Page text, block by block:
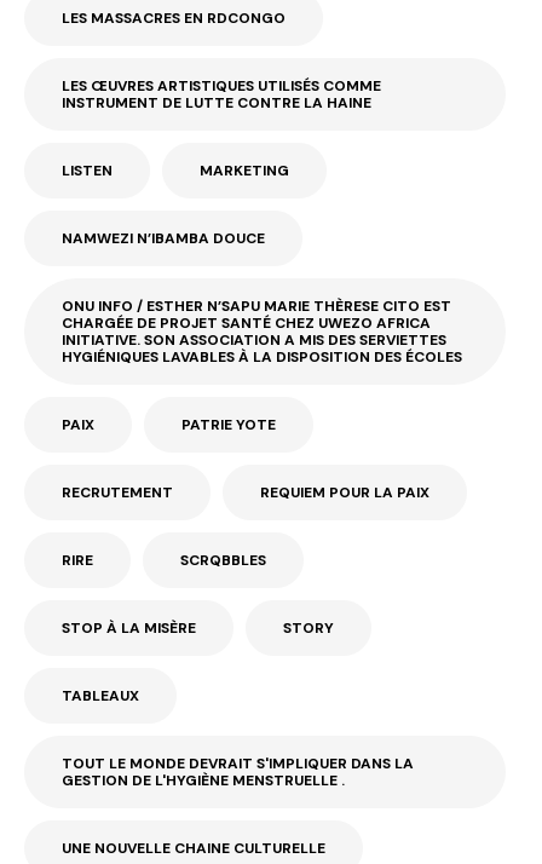
LES MASSACRES EN RDCONGO
LES ŒUVRES ARTISTIQUES UTILISÉS COMME
INSTRUMENT DE LUTTE CONTRE LA HAINE
LISTEN MARKETING
NAMWEZI N’IBAMBA DOUCE
ONU INFO / ESTHER N’SAPU MARIE THÈRESE CITO EST
CHARGÉE DE PROJET SANTÉ CHEZ UWEZO AFRICA
INITIATIVE. SON ASSOCIATION A MIS DES SERVIETTES
HYGIÉNIQUES LAVABLES À LA DISPOSITION DES ÉCOLES
PAIX PATRIE YOTE
RECRUTEMENT REQUIEM POUR LA PAIX
RIRE SCRQBBLES
STOP À LA MISÈRE STORY
TABLEAUX
TOUT LE MONDE DEVRAIT S'IMPLIQUER DANS LA
GESTION DE L'HYGIÈNE MENSTRUELLE .
UNE NOUVELLE CHAINE CULTURELLE